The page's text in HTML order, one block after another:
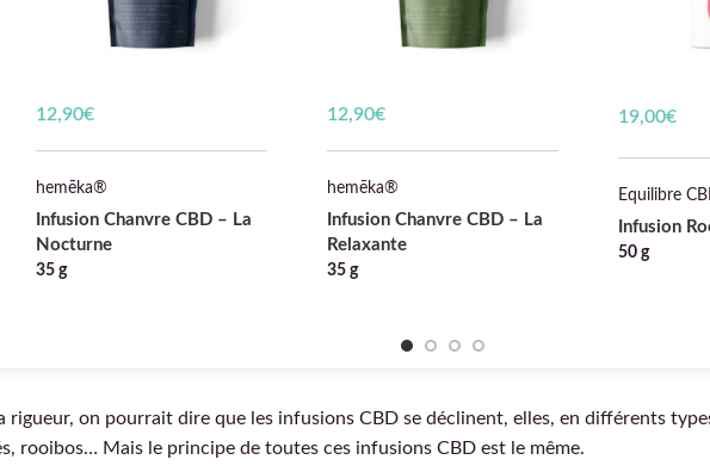
12,90€
hemēka®
Infusion Chanvre CBD – La
Nocturne
35 g
12,90€
hemēka®
Infusion Chanvre CBD – La
Relaxante
35 g
19,00€
Equilibre
Infusion
50 g
rigueur, on pourrait dire que les infusions CBD se déclinent, elles, en différents
rooibos… Mais le principe de toutes ces infusions CBD est le même.